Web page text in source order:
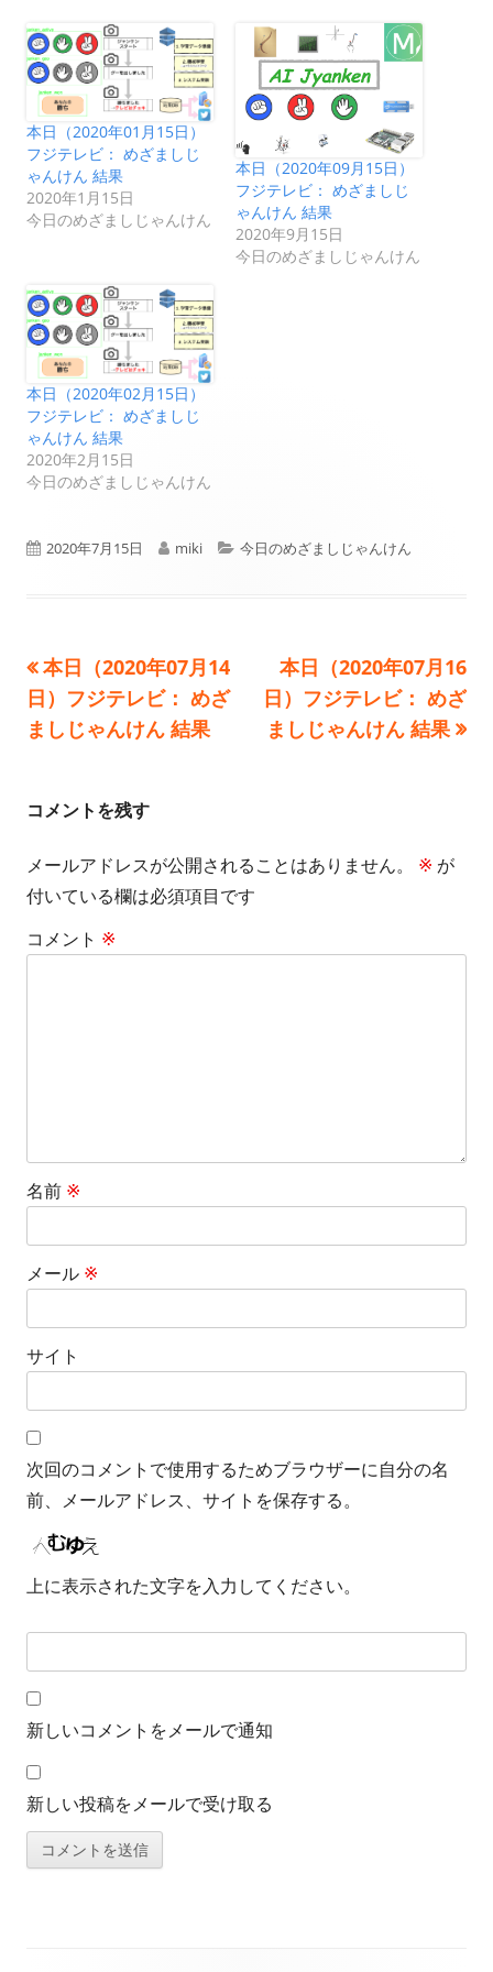
本日（2020年01月15日）
フジテレビ： めざましじ
ゃんけん 結果
2020年1月15日
今日のめざましじゃんけん
本日（2020年09月15日）
フジテレビ： めざましじ
ゃんけん 結果
2020年9月15日
今日のめざましじゃんけん
本日（2020年02月15日）
フジテレビ： めざましじ
ゃんけん 結果
2020年2月15日
今日のめざましじゃんけん
公
2020年7月15日
作
miki
カ
今日のめざましじゃんけん
投
稿
ビ
ゲ
ー
シ
前
の
記
本日（2020年07月14
日）フジテレビ： めざ
ましじゃんけん 結果
次
の
記
本日（2020年07月16
日）フジテレビ： めざ
ましじゃんけん 結果
コメントを残す
メールアドレスが公開されることはありません。 ※ が
付いている欄は必須項目です
コメント ※
名前 ※
メール ※
サイト
次回のコメントで使用するためブラウザーに自分の名
前、メールアドレス、サイトを保存する。
上に表示された文字を入力してください。
新しいコメントをメールで通知
新しい投稿をメールで受け取る